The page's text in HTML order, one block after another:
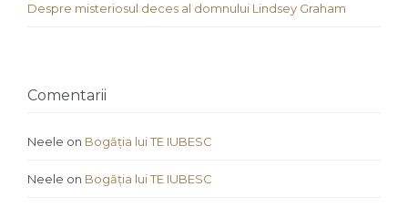
Despre misteriosul deces al domnului Lindsey Graham
Comentarii
Neele on Bogăția lui TE IUBESC
Neele on Bogăția lui TE IUBESC